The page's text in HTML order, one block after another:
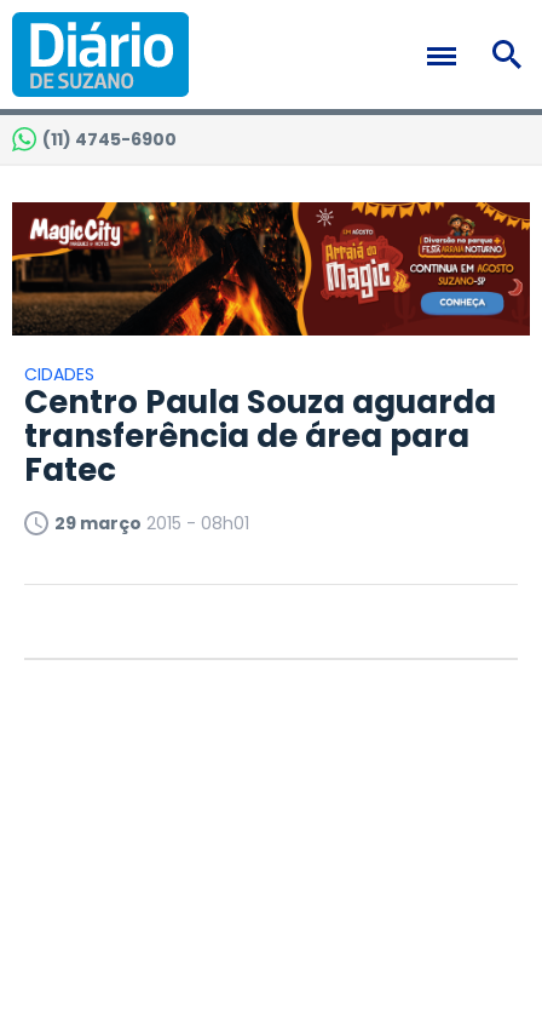
(11) 4745-6900
CIDADES
Centro Paula Souza aguarda
transferência de área para
Fatec
29 março 2015 - 08h01